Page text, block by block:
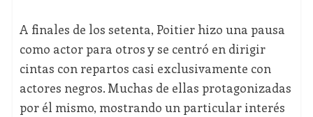
A finales de los setenta, Poitier hizo una pausa
como actor para otros y se centró en dirigir
cintas con repartos casi exclusivamente con
actores negros. Muchas de ellas protagonizadas
por él mismo, mostrando un particular interés